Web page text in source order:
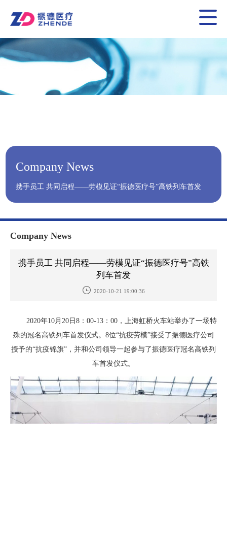
Company News
携手员工 共同启程——劳模见证“振德医疗号”高铁列车首发
Company News
携手员工 共同启程——劳模见证“振德医疗号”高铁
列车首发
2020-10-21 19:00:36
2020年10月20日8：00-13：00，上海虹桥火车站举办了一场特
殊的冠名高铁列车首发仪式。8位“抗疫劳模”接受了振德医疗公司
授予的“抗疫锦旗”，并和公司领导一起参与了振德医疗冠名高铁列
车首发仪式。